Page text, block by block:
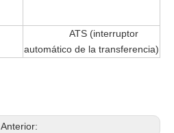
ATS (interruptor
automático de la transferencia)
Anterior: